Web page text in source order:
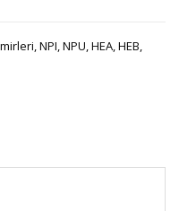
NPI, NPU, HEA, HEB,